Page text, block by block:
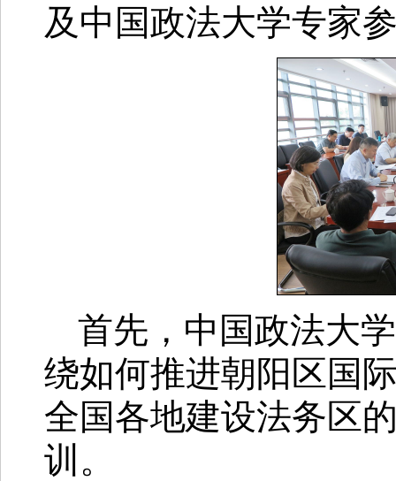
及中国政法大学专家
首先，中国政法大
绕如何推进朝阳区国
全国各地建设法务区
训。